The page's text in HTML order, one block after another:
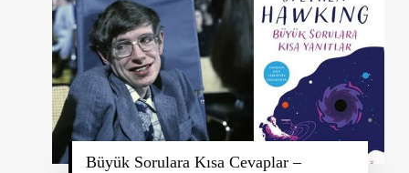
Büyük Sorulara Kısa Cevaplar –